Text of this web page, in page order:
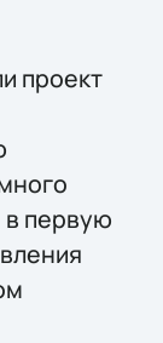
проект
в первую